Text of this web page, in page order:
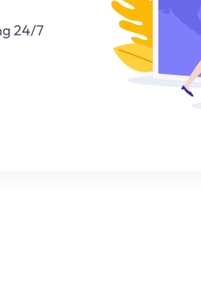
24/7